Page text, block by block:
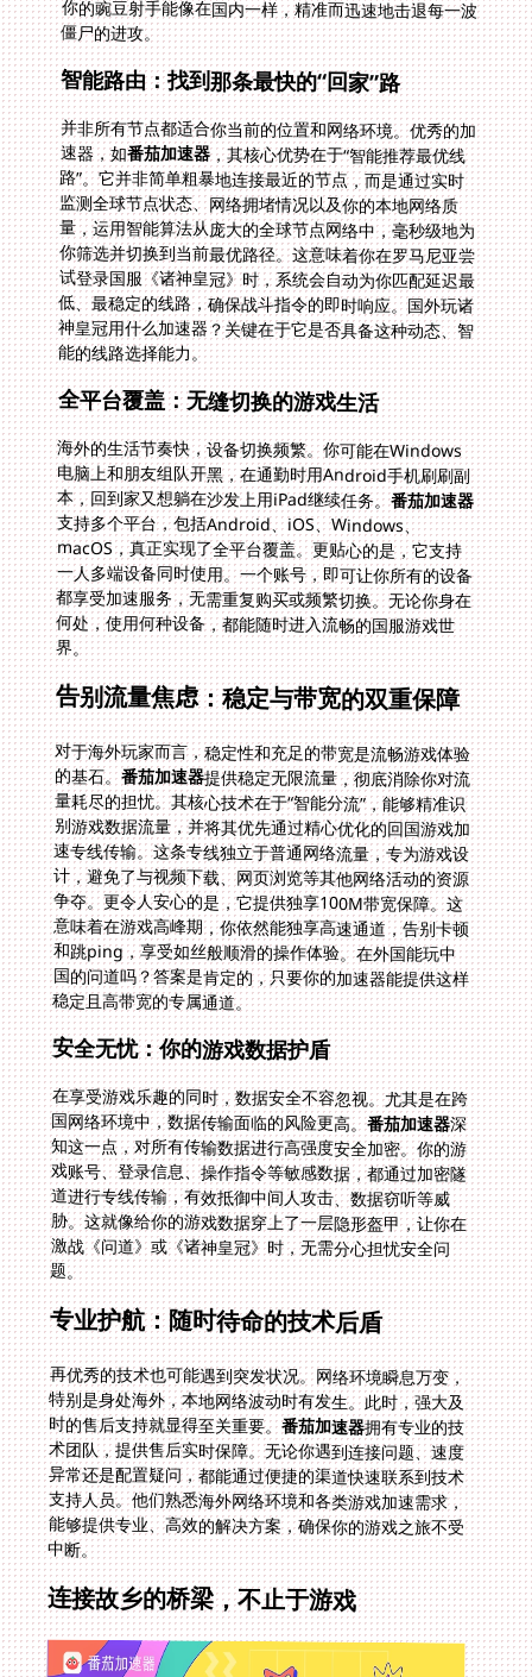
僵尸的进攻。
智能路由：找到那条最快的“回家”路
并非所有节点都适合你当前的位置和网络环境。优秀的加
速器，如番茄加速器，其核心优势在于“智能推荐最优线
路”。它并非简单粗暴地连接最近的节点，而是通过实时
监测全球节点状态、网络拥堵情况以及你的本地网络质
量，运用智能算法从庞大的全球节点网络中，毫秒级地为
你筛选并切换到当前最优路径。这意味着你在罗马尼亚尝
试登录国服《诸神皇冠》时，系统会自动为你匹配延迟最
低、最稳定的线路，确保战斗指令的即时响应。国外玩诸
神皇冠用什么加速器？关键在于它是否具备这种动态、智
能的线路选择能力。
全平台覆盖：无缝切换的游戏生活
海外的生活节奏快，设备切换频繁。你可能在Windows
电脑上和朋友组队开黑，在通勤时用Android手机刷刷副
本，回到家又想躺在沙发上用iPad继续任务。番茄加速器
支持多个平台，包括Android、iOS、Windows、
macOS，真正实现了全平台覆盖。更贴心的是，它支持
一人多端设备同时使用。一个账号，即可让你所有的设备
都享受加速服务，无需重复购买或频繁切换。无论你身在
何处，使用何种设备，都能随时进入流畅的国服游戏世
界。
告别流量焦虑：稳定与带宽的双重保障
对于海外玩家而言，稳定性和充足的带宽是流畅游戏体验
的基石。番茄加速器提供稳定无限流量，彻底消除你对流
量耗尽的担忧。其核心技术在于“智能分流”，能够精准识
别游戏数据流量，并将其优先通过精心优化的回国游戏加
速专线传输。这条专线独立于普通网络流量，专为游戏设
计，避免了与视频下载、网页浏览等其他网络活动的资源
争夺。更令人安心的是，它提供独享100M带宽保障。这
意味着在游戏高峰期，你依然能独享高速通道，告别卡顿
和跳ping，享受如丝般顺滑的操作体验。在外国能玩中
国的问道吗？答案是肯定的，只要你的加速器能提供这样
稳定且高带宽的专属通道。
安全无忧：你的游戏数据护盾
在享受游戏乐趣的同时，数据安全不容忽视。尤其是在跨
国网络环境中，数据传输面临的风险更高。番茄加速器深
知这一点，对所有传输数据进行高强度安全加密。你的游
戏账号、登录信息、操作指令等敏感数据，都通过加密隧
道进行专线传输，有效抵御中间人攻击、数据窃听等威
胁。这就像给你的游戏数据穿上了一层隐形盔甲，让你在
激战《问道》或《诸神皇冠》时，无需分心担忧安全问
题。
专业护航：随时待命的技术后盾
再优秀的技术也可能遇到突发状况。网络环境瞬息万变，
特别是身处海外，本地网络波动时有发生。此时，强大及
时的售后支持就显得至关重要。番茄加速器拥有专业的技
术团队，提供售后实时保障。无论你遇到连接问题、速度
异常还是配置疑问，都能通过便捷的渠道快速联系到技术
支持人员。他们熟悉海外网络环境和各类游戏加速需求，
能够提供专业、高效的解决方案，确保你的游戏之旅不受
中断。
连接故乡的桥梁，不止于游戏